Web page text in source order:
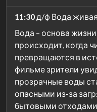
11:30д/ф Вода
Вода – основа
происходит, когда
превращаются в
фильме зрители
прозрачные воды
опасными из-за
бытовыми